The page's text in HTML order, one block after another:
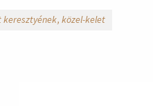
keresztyének közel-kelet